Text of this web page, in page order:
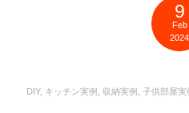
9
Feb
2024
DIY, キッチン実例 収納実例 子供部屋実